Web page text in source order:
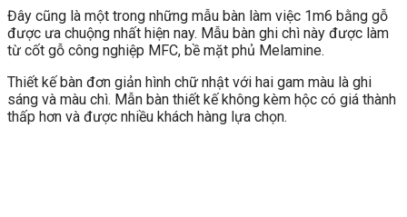
Đây cũng là một trong những mẫu bàn làm việc 1m6 bằng gỗ
được ưa chuộng nhất hiện nay. Mẫu bàn ghi chì này được làm
từ cốt gỗ công nghiệp MFC, bề mặt phủ Melamine.
Thiết kế bàn đơn giản hình chữ nhật với hai gam màu là ghi
sáng và màu chì. Mẫn bàn thiết kế không kèm hộc có giá thành
thấp hơn và được nhiều khách hàng lựa chọn.